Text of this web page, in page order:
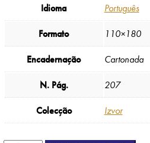
Idioma Português
Formato 110×180
Encadernação Cartonada
N. Pág. 207
Colecção Izvor